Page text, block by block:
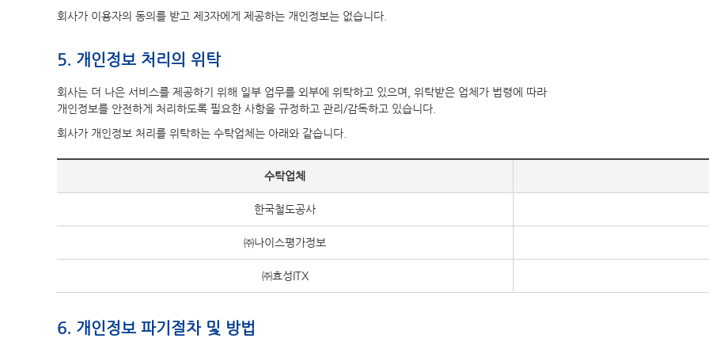
회사가 이용자의 동의를 받고 제3자에게 제공하는 개인정보는 없습니다.
5. 개인정보 처리의 위탁
회사는 더 나은 서비스를 제공하기 위해 일부 업무를 외부에 위탁하고 있으며, 위탁받은 업체가 법령에 따라
개인정보를 안전하게 처리하도록 필요한 사항을 규정하고 관리/감독하고 있습니다.
회사가 개인정보 처리를 위탁하는 수탁업체는 아래와 같습니다.
수탁업체
한국철도공사
㈜나이스평가정보
㈜효성ITX
6. 개인정보 파기절차 및 방법